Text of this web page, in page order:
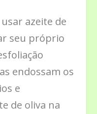
azeite de
seu próprio
endossam os
e
de oliva na